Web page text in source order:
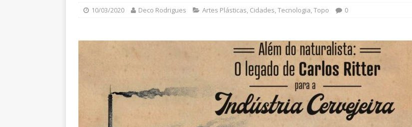
10/03/2020 Deco Rodrigues Artes Plásticas Cidades Tecnologia Topo 0